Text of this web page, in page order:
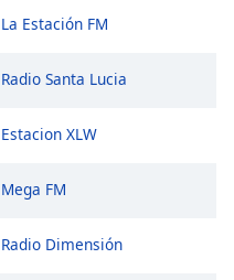
La Estación FM
Radio Santa Lucia
Estacion XLW
Mega FM
Radio Dimensión